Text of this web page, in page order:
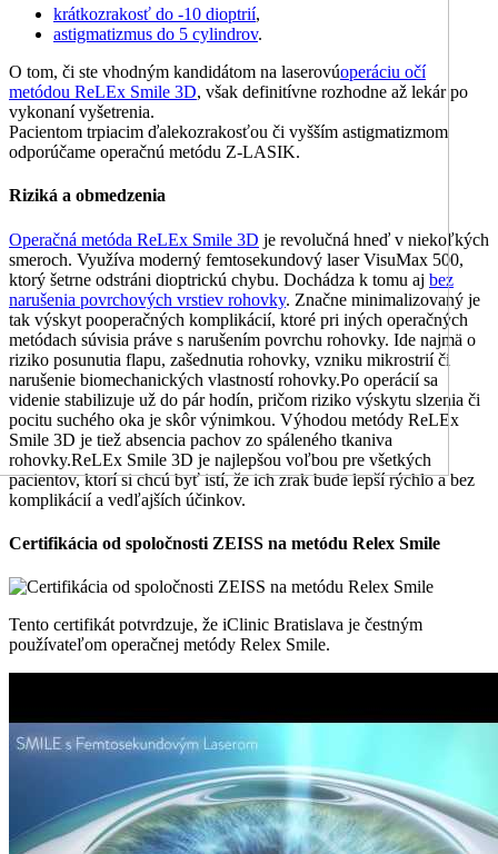
krátkozrakosť do -10 dioptrií,
astigmatizmus do 5 cylindrov.
O tom, či ste vhodným kandidátom na laserovúoperáciu očí
metódou ReLEx Smile 3D, však definitívne rozhodne až lekár po
vykonaní vyšetrenia.
Pacientom trpiacim ďalekozrakosťou či vyšším astigmatizmom
odporúčame operačnú metódu Z-LASIK.
Riziká a obmedzenia
Operačná metóda ReLEx Smile 3D je revolučná hneď v niekoľkých
smeroch. Využíva moderný femtosekundový laser VisuMax 500,
ktorý šetrne odstráni dioptrickú chybu. Dochádza k tomu aj bez
narušenia povrchových vrstiev rohovky. Značne minimalizovaný je
tak výskyt pooperačných komplikácií, ktoré pri iných operačných
metódach súvisia práve s narušením povrchu rohovky. Ide najmä o
riziko posunutia flapu, zašednutia rohovky, vzniku mikrostrií či
narušenie biomechanických vlastností rohovky.Po operácií sa
videnie stabilizuje už do pár hodín, pričom riziko výskytu slzenia či
pocitu suchého oka je skôr výnimkou. Výhodou metódy ReLEx
Smile 3D je tiež absencia pachov zo spáleného tkaniva
rohovky.ReLEx Smile 3D je najlepšou voľbou pre všetkých
pacientov, ktorí si chcú byť istí, že ich zrak bude lepší rýchlo a bez
komplikácií a vedľajších účinkov.
Certifikácia od spoločnosti ZEISS na metódu Relex Smile
Tento certifikát potvrdzuje, že iClinic Bratislava je čestným
používateľom operačnej metódy Relex Smile.